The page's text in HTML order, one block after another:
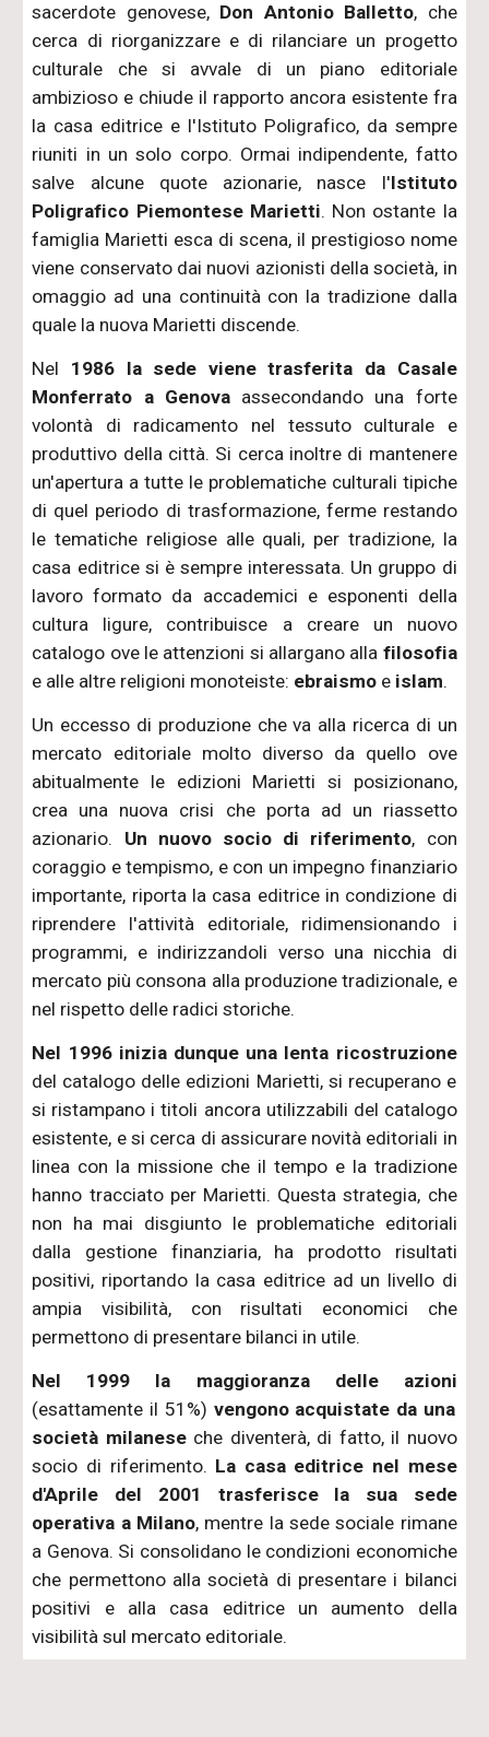
sacerdote genovese, Don Antonio Balletto, che
cerca di riorganizzare e di rilanciare un progetto
culturale che si avvale di un piano editoriale
ambizioso e chiude il rapporto ancora esistente fra
la casa editrice e l'Istituto Poligrafico, da sempre
riuniti in un solo corpo. Ormai indipendente, fatto
salve alcune quote azionarie, nasce l'Istituto
Poligrafico Piemontese Marietti. Non ostante la
famiglia Marietti esca di scena, il prestigioso nome
viene conservato dai nuovi azionisti della società, in
omaggio ad una continuità con la tradizione dalla
quale la nuova Marietti discende.
Nel 1986 la sede viene trasferita da Casale
Monferrato a Genova assecondando una forte
volontà di radicamento nel tessuto culturale e
produttivo della città. Si cerca inoltre di mantenere
un'apertura a tutte le problematiche culturali tipiche
di quel periodo di trasformazione, ferme restando
le tematiche religiose alle quali, per tradizione, la
casa editrice si è sempre interessata. Un gruppo di
lavoro formato da accademici e esponenti della
cultura ligure, contribuisce a creare un nuovo
catalogo ove le attenzioni si allargano alla filosofia
e alle altre religioni monoteiste: ebraismo e islam.
Un eccesso di produzione che va alla ricerca di un
mercato editoriale molto diverso da quello ove
abitualmente le edizioni Marietti si posizionano,
crea una nuova crisi che porta ad un riassetto
azionario. Un nuovo socio di riferimento, con
coraggio e tempismo, e con un impegno finanziario
importante, riporta la casa editrice in condizione di
riprendere l'attività editoriale, ridimensionando i
programmi, e indirizzandoli verso una nicchia di
mercato più consona alla produzione tradizionale, e
nel rispetto delle radici storiche.
Nel 1996 inizia dunque una lenta ricostruzione
del catalogo delle edizioni Marietti, si recuperano e
si ristampano i titoli ancora utilizzabili del catalogo
esistente, e si cerca di assicurare novità editoriali in
linea con la missione che il tempo e la tradizione
hanno tracciato per Marietti. Questa strategia, che
non ha mai disgiunto le problematiche editoriali
dalla gestione finanziaria, ha prodotto risultati
positivi, riportando la casa editrice ad un livello di
ampia visibilità, con risultati economici che
permettono di presentare bilanci in utile.
Nel 1999 la maggioranza delle azioni
(esattamente il 51%) vengono acquistate da una
società milaneseche diventerà, di fatto, il nuovo
socio di riferimento. La casa editrice nel mese
d'Aprile del 2001 trasferisce la sua sede
operativa a Milano, mentre la sede sociale rimane
a Genova. Si consolidano le condizioni economiche
che permettono alla società di presentare i bilanci
positivi e alla casa editrice un aumento della
visibilità sul mercato editoriale.